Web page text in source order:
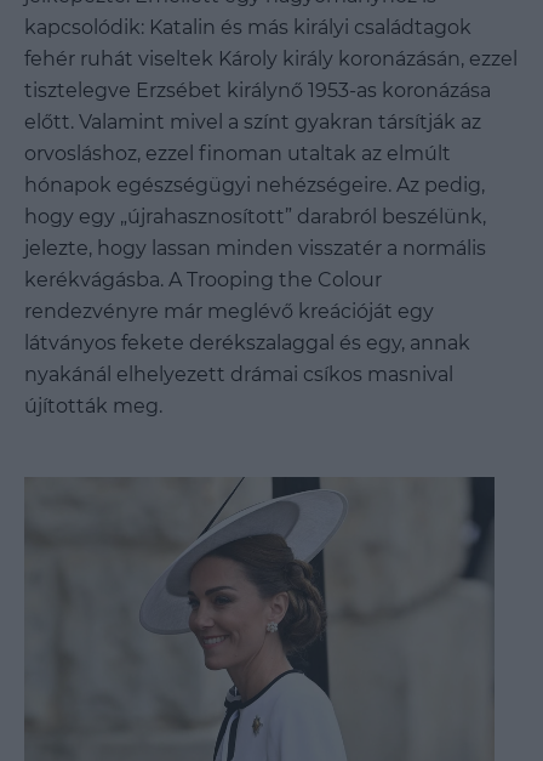
kapcsolódik: Katalin és más királyi családtagok
fehér ruhát viseltek Károly király koronázásán, ezzel
tisztelegve Erzsébet királynő 1953-as koronázása
előtt. Valamint mivel a színt gyakran társítják az
orvosláshoz, ezzel finoman utaltak az elmúlt
hónapok egészségügyi nehézségeire. Az pedig,
hogy egy „újrahasznosított” darabról beszélünk,
jelezte, hogy lassan minden visszatér a normális
kerékvágásba. A Trooping the Colour
rendezvényre már meglévő kreációját egy
látványos fekete derékszalaggal és egy, annak
nyakánál elhelyezett drámai csíkos masnival
újították meg.